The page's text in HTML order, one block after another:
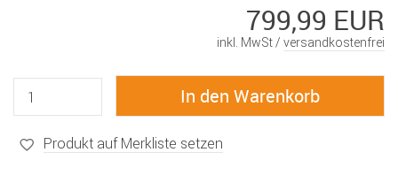
799,99 EUR
inkl. MwSt / versandkostenfrei
Produkt auf Merkliste setzen